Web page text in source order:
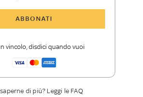
ABBONATI
vincolo, disdici quando vuoi
di più? Leggi le FAQ